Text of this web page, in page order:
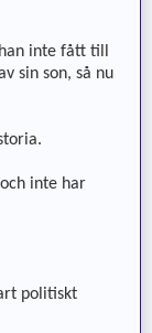
inte fått till
sin son, så nu
inte har
politiskt